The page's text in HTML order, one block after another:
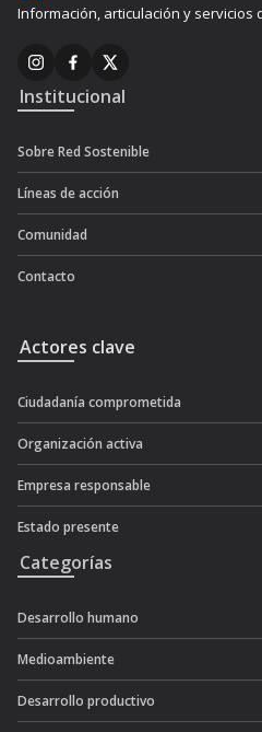
Información, articulación y servicios
Institucional
Sobre Red Sostenible
Líneas de acción
Comunidad
Contacto
Actores clave
Ciudadanía comprometida
Organización activa
Empresa responsable
Estado presente
Categorías
Desarrollo humano
Medioambiente
Desarrollo productivo